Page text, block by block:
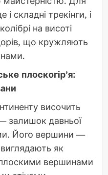
складні трекінги, і
на висоті
що кружляють
плоскогір’я:
височить
— залишок давньої
Його вершини —
як
плоскими вершинами